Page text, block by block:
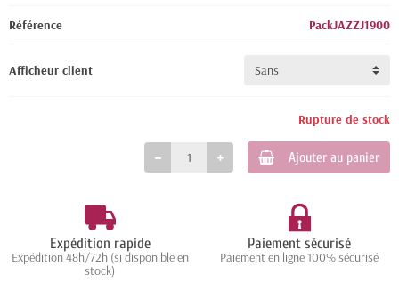
Référence PackJAZZJ1900
Afficheur client
Rupture de stock
Ajouter au panier
Expédition rapide
Expédition 48h/72h (si disponible en
stock)
Paiement sécurisé
Paiement en ligne 100% sécurisé